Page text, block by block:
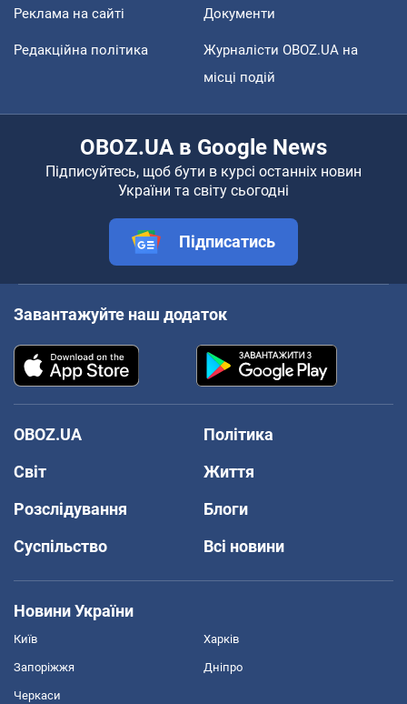
Реклама на сайті Документи
Редакційна політика
Журналісти OBOZ.UA на
місці подій
OBOZ.UA в Google News
Підписуйтесь, щоб бути в курсі останніх новин
України та світу сьогодні
Підписатись
Завантажуйте наш додаток
OBOZ.UA
Політика
Світ
Життя
Розслідування
Блоги
Суспільство
Всі новини
Новини України
Київ Харків
Запоріжжя Дніпро
Черкаси